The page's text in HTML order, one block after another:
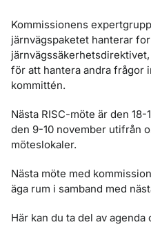
Kommissionens
järnvägspaketet hanterar
för att hantera andra frågor
kommittén.
Nästa RISC-möte är den
den 9-10 november utifrån
möteslokaler.
Nästa möte med
äga rum i samband med
Här kan du ta del av agenda